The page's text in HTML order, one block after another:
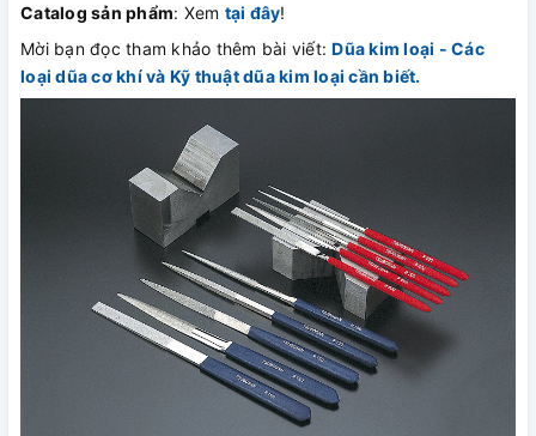
Catalog sản phẩm: Xem tại đây!
Mời bạn đọc tham khảo thêm bài viết:Dũa kim loại - Các
loại dũa cơ khí và Kỹ thuật dũa kim loại cần biết.